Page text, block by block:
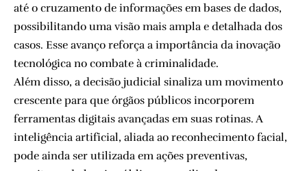
até o cruzamento de informações em bases de dados,
possibilitando uma visão mais ampla e detalhada dos
casos. Esse avanço reforça a importância da inovação
tecnológica no combate à criminalidade.
Além disso, a decisão judicial sinaliza um movimento
crescente para que órgãos públicos incorporem
ferramentas digitais avançadas em suas rotinas. A
inteligência artificial, aliada ao reconhecimento facial,
pode ainda ser utilizada em ações preventivas,